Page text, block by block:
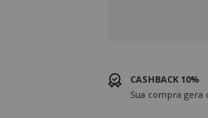
CASHBACK 10%
Sua compra gera